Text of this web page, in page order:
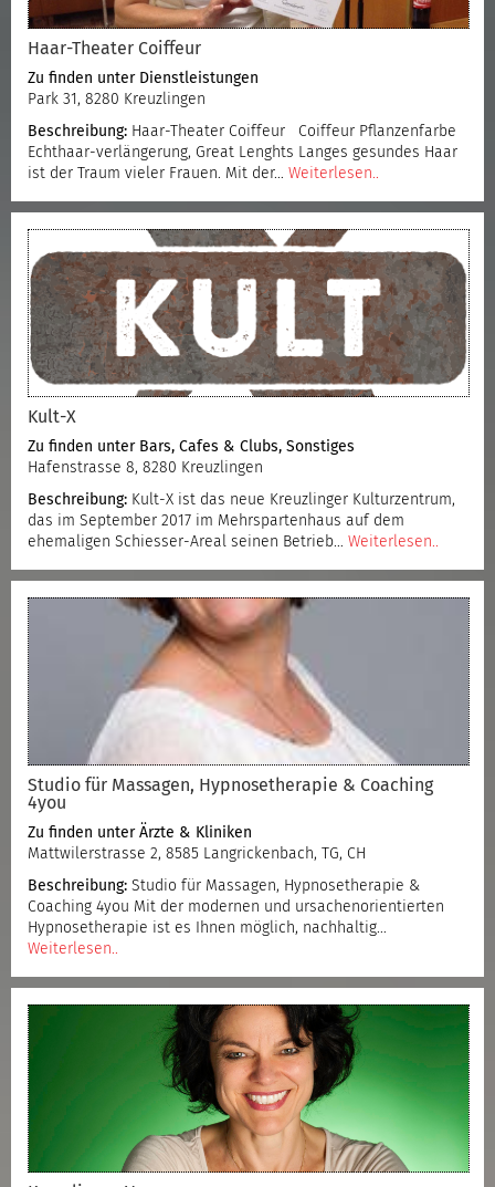
Haar-Theater Coiffeur
Zu finden unter Dienstleistungen
Park 31, 8280 Kreuzlingen
Beschreibung: Haar-Theater Coiffeur Coiffeur Pflanzenfarbe
Echthaar-verlängerung, Great Lenghts Langes gesundes Haar
ist der Traum vieler Frauen. Mit der… Weiterlesen..
Kult-X
Zu finden unter Bars, Cafes & Clubs, Sonstiges
Hafenstrasse 8, 8280 Kreuzlingen
Beschreibung: Kult-X ist das neue Kreuzlinger Kulturzentrum,
das im September 2017 im Mehrspartenhaus auf dem
ehemaligen Schiesser-Areal seinen Betrieb… Weiterlesen..
Studio für Massagen, Hypnosetherapie & Coaching
4you
Zu finden unter Ärzte & Kliniken
Mattwilerstrasse 2, 8585 Langrickenbach, TG, CH
Beschreibung: Studio für Massagen, Hypnosetherapie &
Coaching 4you Mit der modernen und ursachenorientierten
Hypnosetherapie ist es Ihnen möglich, nachhaltig…
Weiterlesen..